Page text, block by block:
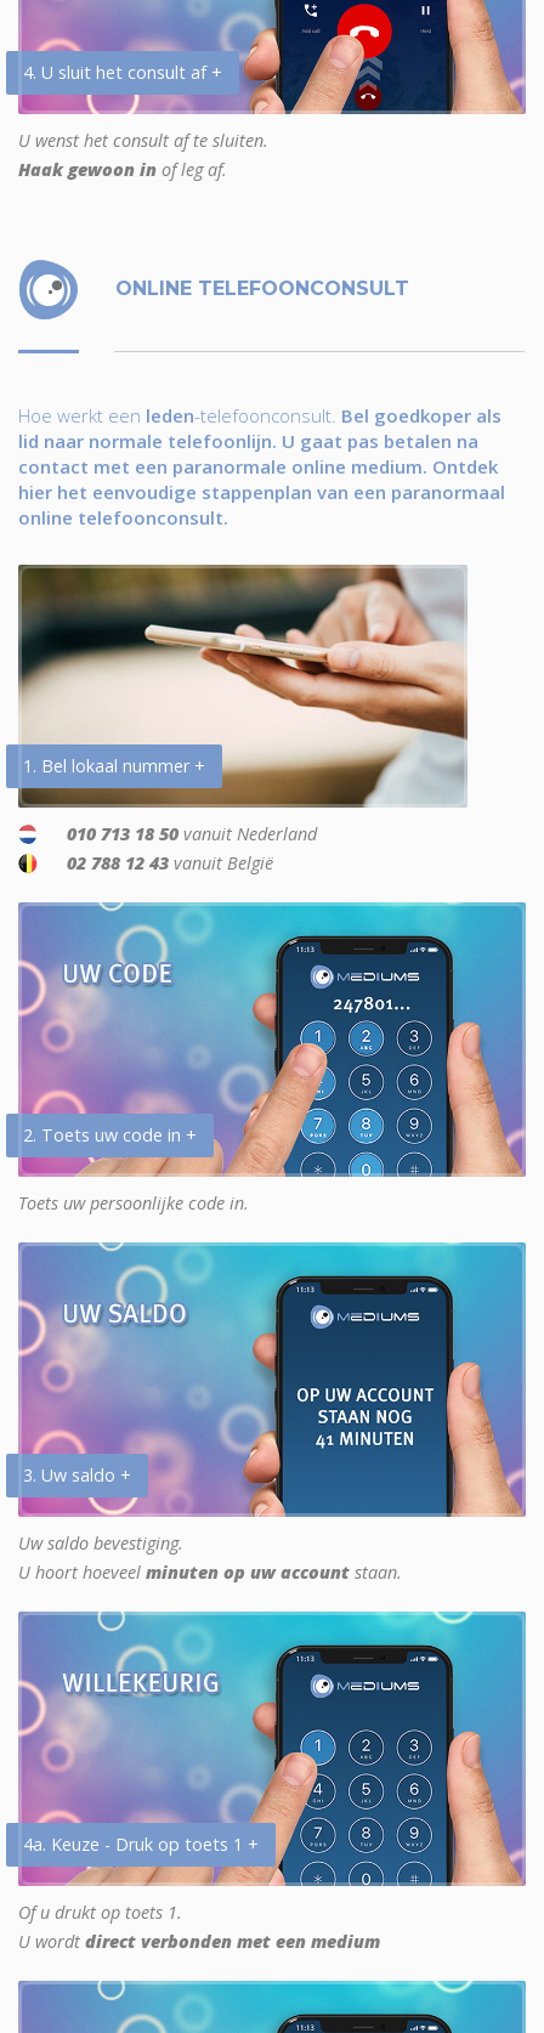
4. U sluit het consult af +
U wenst het consult af te sluiten.
Haak gewoon in of leg af.
ONLINE TELEFOONCONSULT
Hoe werkt een leden-telefoonconsult. Bel goedkoper als
lid naar normale telefoonlijn. U gaat pas betalen na
contact met een paranormale online medium. Ontdek
hier het eenvoudige stappenplan van een paranormaal
online telefoonconsult.
1. Bel lokaal nummer +
010 713 18 50 vanuit Nederland
02 788 12 43 vanuit België
2. Toets uw code in +
Toets uw persoonlijke code in.
3. Uw saldo +
Uw saldo bevestiging.
U hoort hoeveel minuten op uw account staan.
4a. Keuze - Druk op toets 1 +
Of u drukt op toets 1.
U wordt direct verbonden met een medium